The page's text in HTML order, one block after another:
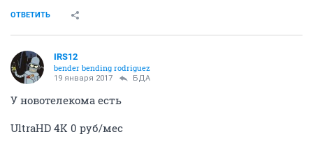
ОТВЕТИТЬ
IRS12
bender bending rodriguez
19 января 2017 БДА
У новотелекома есть
UltraHD 4K 0 руб/мес